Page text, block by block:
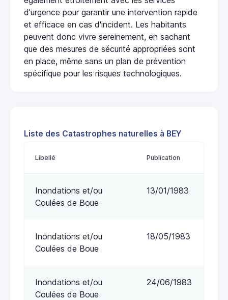
d'urgence pour garantir une intervention rapide
et efficace en cas d'incident. Les habitants
peuvent donc vivre sereinement, en sachant
que des mesures de sécurité appropriées sont
en place, même sans un plan de prévention
spécifique pour les risques technologiques.
Liste des Catastrophes naturelles à BEY
Libellé Publication
Inondations et/ou
Coulées de Boue
13/01/1983
Inondations et/ou
Coulées de Boue
18/05/1983
Inondations et/ou
Coulées de Boue
24/06/1983